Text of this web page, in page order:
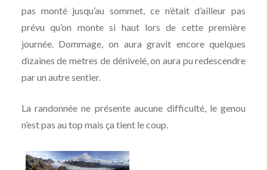
pas monté jusqu’au sommet, ce n’était d’ailleur pas
prévu qu’on monte si haut lors de cette première
journée. Dommage, on aura gravit encore quelques
dizaines de metres de dénivelé, on aura pu redescendre
par un autre sentier.
La randonnée ne présente aucune difficulté, le genou
n’est pas au top mais ça tient le coup.